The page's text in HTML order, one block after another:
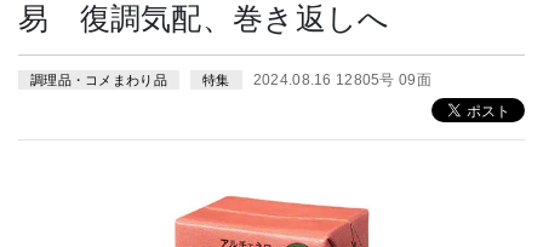
易 復調気配、巻き返しへ
調理品・コメまわり品 特集 2024.08.16 12805号 09面